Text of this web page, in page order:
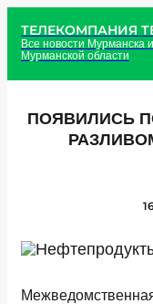
ТЕЛЕКОМПАНИЯ
Все новости Мурманска и
Мурманской области
ПОЯВИЛИСЬ